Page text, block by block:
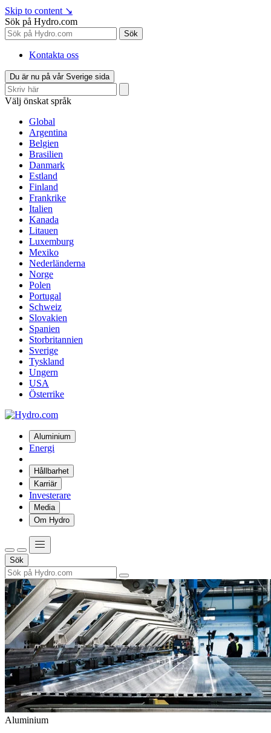
Skip to content ↘
Sök på Hydro.com
Sök
Kontakta oss
Du är nu på vår Sverige sida
Välj önskat språk
Global
Argentina
Belgien
Brasilien
Danmark
Estland
Finland
Frankrike
Italien
Kanada
Litauen
Luxemburg
Mexiko
Nederländerna
Norge
Polen
Portugal
Schweiz
Slovakien
Spanien
Storbritannien
Sverige
Tyskland
Ungern
USA
Österrike
Aluminium
Energi
Hållbarhet
Karriär
Investerare
Media
Om Hydro
Sök
Aluminium